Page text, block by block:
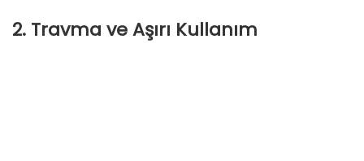
2. Travma ve Aşırı Kullanım